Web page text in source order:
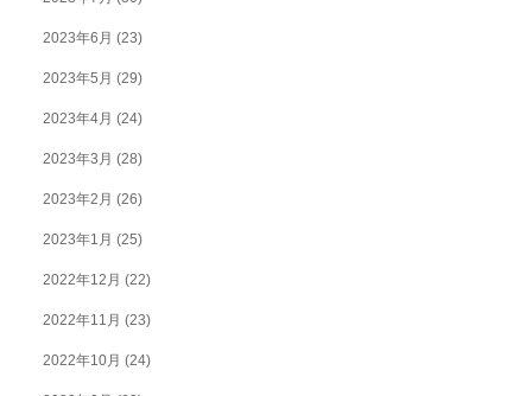
2023年6月 (23)
2023年5月 (29)
2023年4月 (24)
2023年3月 (28)
2023年2月 (26)
2023年1月 (25)
2022年12月 (22)
2022年11月 (23)
2022年10月 (24)